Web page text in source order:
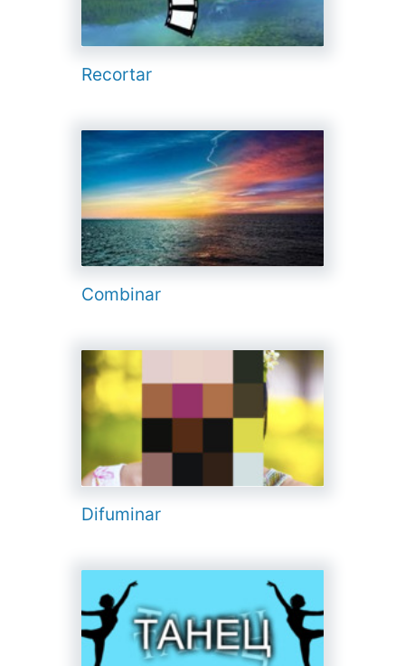
Recortar
Combinar
Difuminar